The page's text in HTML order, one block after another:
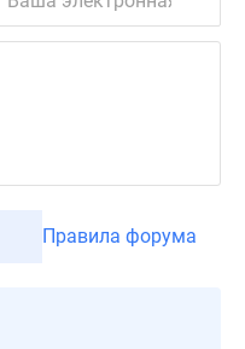
Правила форума